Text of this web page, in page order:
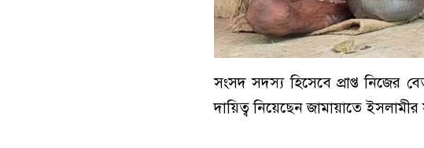
সংসদ সদস্য হিসেবে প্রাপ্ত নিজের
দায়িত্ব নিয়েছেন জামায়াতে